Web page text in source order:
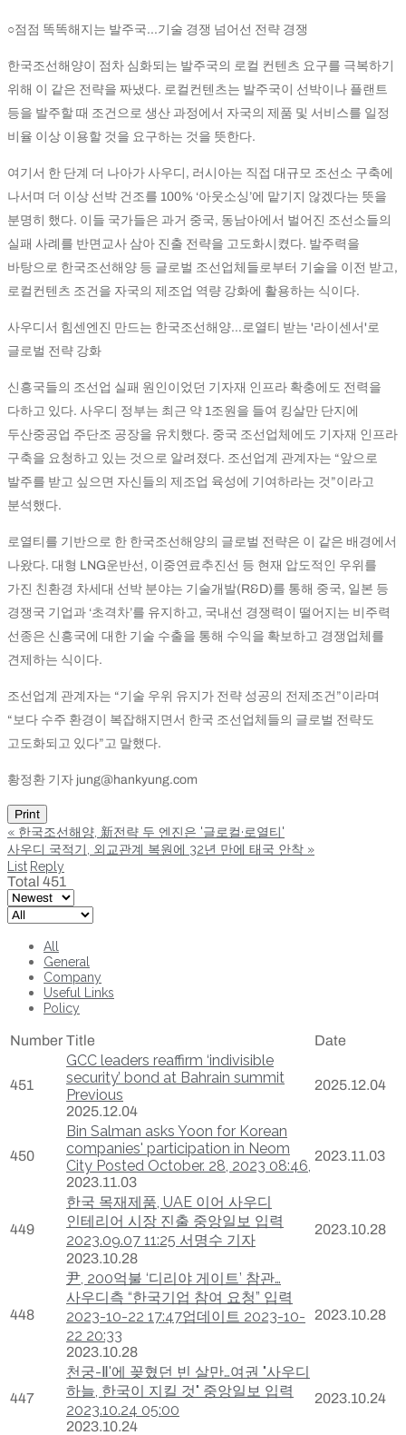
○점점 똑똑해지는 발주국...기술 경쟁 넘어선 전략 경쟁
한국조선해양이 점차 심화되는 발주국의 로컬 컨텐츠 요구를 극복하기
위해 이 같은 전략을 짜냈다. 로컬컨텐츠는 발주국이 선박이나 플랜트
등을 발주할 때 조건으로 생산 과정에서 자국의 제품 및 서비스를 일정
비율 이상 이용할 것을 요구하는 것을 뜻한다.
여기서 한 단계 더 나아가 사우디, 러시아는 직접 대규모 조선소 구축에
나서며 더 이상 선박 건조를 100% ‘아웃소싱’에 맡기지 않겠다는 뜻을
분명히 했다. 이들 국가들은 과거 중국, 동남아에서 벌어진 조선소들의
실패 사례를 반면교사 삼아 진출 전략을 고도화시켰다. 발주력을
바탕으로 한국조선해양 등 글로벌 조선업체들로부터 기술을 이전 받고,
로컬컨텐츠 조건을 자국의 제조업 역량 강화에 활용하는 식이다.
사우디서 힘센엔진 만드는 한국조선해양…로열티 받는 '라이센서'로
글로벌 전략 강화
신흥국들의 조선업 실패 원인이었던 기자재 인프라 확충에도 전력을
다하고 있다. 사우디 정부는 최근 약 1조원을 들여 킹살만 단지에
두산중공업 주단조 공장을 유치했다. 중국 조선업체에도 기자재 인프라
구축을 요청하고 있는 것으로 알려졌다. 조선업계 관계자는 “앞으로
발주를 받고 싶으면 자신들의 제조업 육성에 기여하라는 것”이라고
분석했다.
로열티를 기반으로 한 한국조선해양의 글로벌 전략은 이 같은 배경에서
나왔다. 대형 LNG운반선, 이중연료추진선 등 현재 압도적인 우위를
가진 친환경 차세대 선박 분야는 기술개발(R&D)를 통해 중국, 일본 등
경쟁국 기업과 ‘초격차’를 유지하고, 국내선 경쟁력이 떨어지는 비주력
선종은 신흥국에 대한 기술 수출을 통해 수익을 확보하고 경쟁업체를
견제하는 식이다.
조선업계 관계자는 “기술 우위 유지가 전략 성공의 전제조건”이라며
“보다 수주 환경이 복잡해지면서 한국 조선업체들의 글로벌 전략도
고도화되고 있다”고 말했다.
황정환 기자 jung@hankyung.com
Print
« 한국조선해양, 新전략 두 엔진은 '글로컬·로열티'
사우디 국적기, 외교관계 복원에 32년 만에 태국 안착 »
List Reply
Total 451
All
General
Company
Useful Links
Policy
Number Title Date
451
GCC leaders reaffirm ‘indivisible
security’ bond at Bahrain summit
Previous
2025.12.04
2025.12.04
450
Bin Salman asks Yoon for Korean
companies' participation in Neom
City Posted October. 28, 2023 08:46,
2023.11.03
2023.11.03
449
한국 목재제품, UAE 이어 사우디
인테리어 시장 진출 중앙일보 입력
2023.09.07 11:25 서명수 기자
2023.10.28
2023.10.28
448
尹, 200억불 ‘디리야 게이트’ 참관…
사우디측 “한국기업 참여 요청” 입력
2023-10-22 17:47업데이트 2023-10-
22 20:33
2023.10.28
2023.10.28
447
천궁-Ⅱ'에 꽂혔던 빈 살만…여권 "사우디
하늘, 한국이 지킬 것" 중앙일보 입력
2023.10.24 05:00
2023.10.24
2023.10.24